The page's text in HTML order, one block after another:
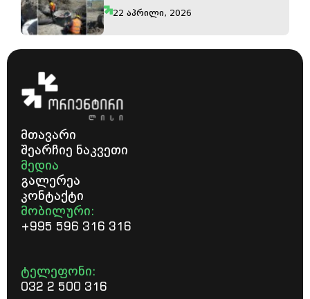
22 აპრილი, 2026
მთავარი
შეარჩიე ნაკვეთი
მედია
გალერეა
კონტაქტი
მობილური:
+995 596 316 316
ტელეფონი:
032 2 500 316